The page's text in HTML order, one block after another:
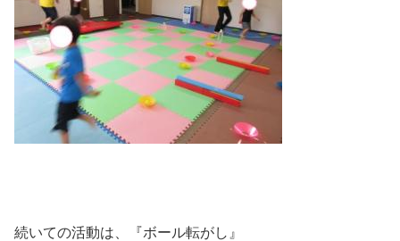
続いての活動は、『ボール転がし』